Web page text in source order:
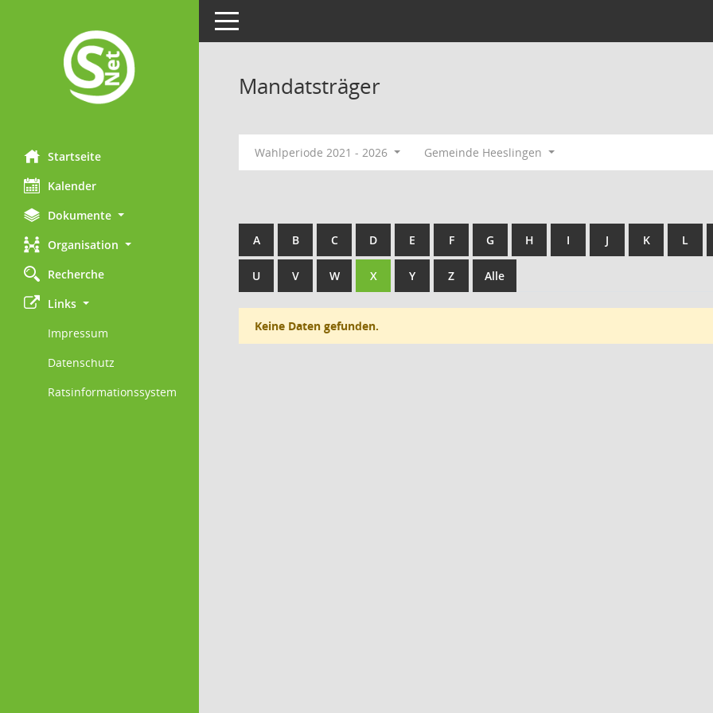
Startseite
Kalender
Dokumente
Organisation
Recherche
Links
Impressum
Datenschutz
Ratsinformationssystem
Toggle navigation
Mandatsträger
Wahlperiode 2021 - 2026 Gemeinde Heeslingen
A B C D E F G H I J K L
U V W X Y Z Alle
Keine Daten gefunden.